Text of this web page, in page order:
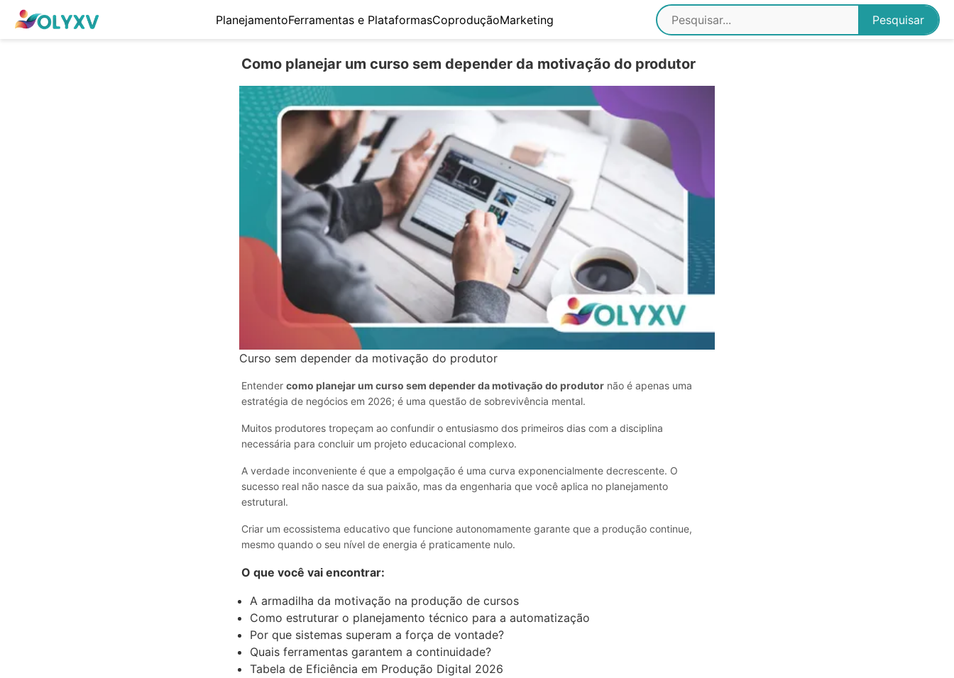
PlanejamentoFerramentas e PlataformasCoproduçãoMarketing
Como planejar um curso sem depender da motivação do produtor
Curso sem depender da motivação do produtor
Entender como planejar um curso sem depender da motivação do produtor não é apenas uma
estratégia de negócios em 2026; é uma questão de sobrevivência mental.
Muitos produtores tropeçam ao confundir o entusiasmo dos primeiros dias com a disciplina
necessária para concluir um projeto educacional complexo.
A verdade inconveniente é que a empolgação é uma curva exponencialmente decrescente. O
sucesso real não nasce da sua paixão, mas da engenharia que você aplica no planejamento
estrutural.
Criar um ecossistema educativo que funcione autonomamente garante que a produção continue,
mesmo quando o seu nível de energia é praticamente nulo.
O que você vai encontrar:
A armadilha da motivação na produção de cursos
Como estruturar o planejamento técnico para a automatização
Por que sistemas superam a força de vontade?
Quais ferramentas garantem a continuidade?
Tabela de Eficiência em Produção Digital 2026